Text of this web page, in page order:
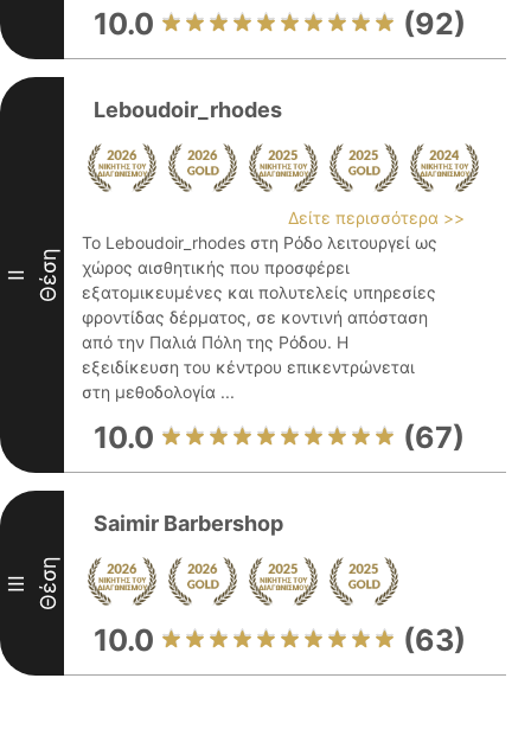
10.0 (92)
II Θέση
Leboudoir_rhodes
Δείτε περισσότερα >>
Το Leboudoir_rhodes στη Ρόδο λειτουργεί ως
χώρος αισθητικής που προσφέρει
εξατομικευμένες και πολυτελείς υπηρεσίες
φροντίδας δέρματος, σε κοντινή απόσταση
από την Παλιά Πόλη της Ρόδου. Η
εξειδίκευση του κέντρου επικεντρώνεται
στη μεθοδολογία ...
10.0 (67)
III Θέση
Saimir Barbershop
10.0 (63)